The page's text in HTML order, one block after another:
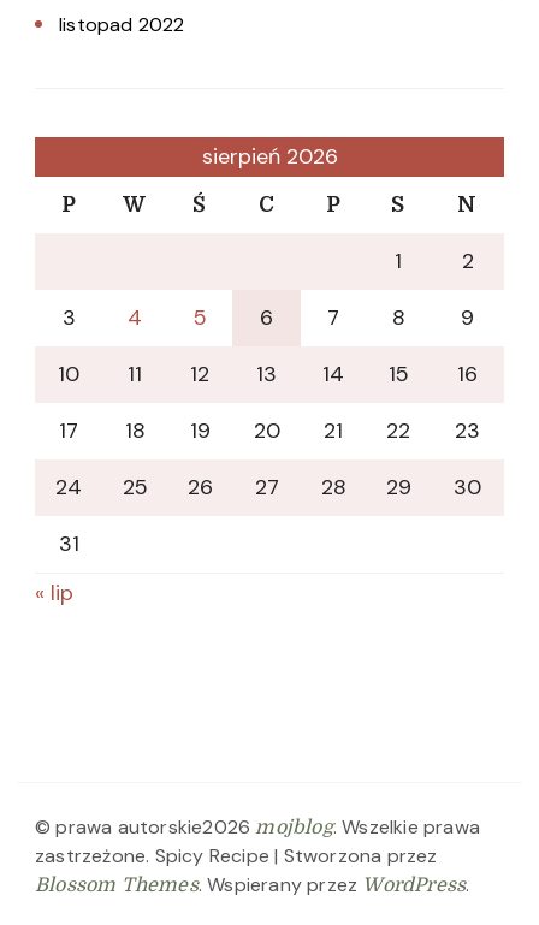
listopad 2022
sierpień 2026
P W Ś C P S N
1
2
3
4 5 6 7 8
9
10
11 12 13 14 15
16
17
18 19 20 21 22
23
24
25 26 27 28 29
30
31
« lip
© prawa autorskie2026mojblog. Wszelkie prawa
zastrzeżone. Spicy Recipe | Stworzona przez
Blossom Themes. Wspierany przez WordPress.